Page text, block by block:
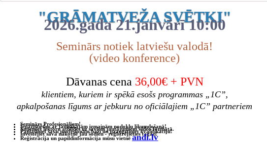
"GRĀMATVEŽA SVĒTKI"
2026.gada 21.janvārī 10:00
Seminārs notiek latviešu valodā!
(video konference)
Dāvanas cena 36,00€ + PVN
klientiem, kuriem ir spēkā esošs programmas „1C”,
apkalpošanas līgums ar jebkuru no oficiālajiem „1C” partneriem
Seminārs Profesionāļiem!
Iepazīstieties ar jaunākajām izmaiņām nodokļu likumdošanā!
Saņemiet lektoru atbildes uz saviem jautājumiem video formātā.
Paplašiniet savu profesionālo bāzi un paaugstiniet kvalifikāciju!
Investējiet savā nākotnē jau šodien - reģistrējieties tagad!
Reģistrācija un papildinformācija mūsu vietnē andi.lv